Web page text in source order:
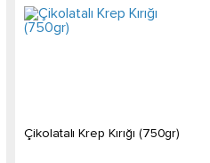
Çikolatalı Krep Kırığı (750gr)